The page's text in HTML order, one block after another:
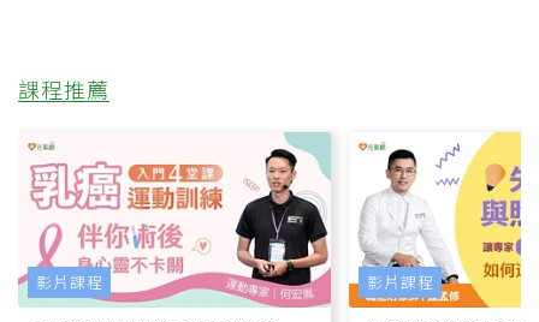
課程推薦
影片課程 影片課程